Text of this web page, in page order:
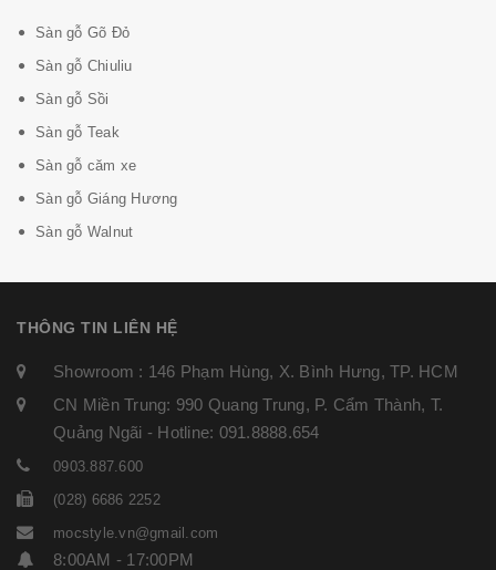
Sàn gỗ Gõ Đỏ
Sàn gỗ Chiuliu
Sàn gỗ Sồi
Sàn gỗ Teak
Sàn gỗ căm xe
Sàn gỗ Giáng Hương
Sàn gỗ Walnut
THÔNG TIN LIÊN HỆ
Showroom : 146 Phạm Hùng, X. Bình Hưng, TP. HCM
CN Miền Trung: 990 Quang Trung, P. Cẩm Thành, T.
Quảng Ngãi - Hotline: 091.8888.654
0903.887.600
(028) 6686 2252
mocstyle.vn@gmail.com
8:00AM - 17:00PM